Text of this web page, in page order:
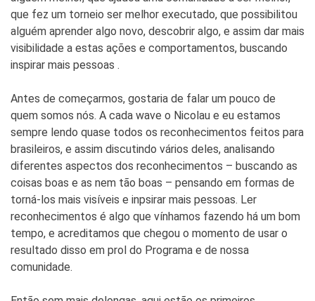
que fez um torneio ser melhor executado, que possibilitou
alguém aprender algo novo, descobrir algo, e assim dar mais
visibilidade a estas ações e comportamentos, buscando
inspirar mais pessoas .
Antes de começarmos, gostaria de falar um pouco de
quem somos nós. A cada wave o Nicolau e eu estamos
sempre lendo quase todos os reconhecimentos feitos para
brasileiros, e assim discutindo vários deles, analisando
diferentes aspectos dos reconhecimentos – buscando as
coisas boas e as nem tão boas – pensando em formas de
torná-los mais visíveis e inpsirar mais pessoas. Ler
reconhecimentos é algo que vínhamos fazendo há um bom
tempo, e acreditamos que chegou o momento de usar o
resultado disso em prol do Programa e de nossa
comunidade.